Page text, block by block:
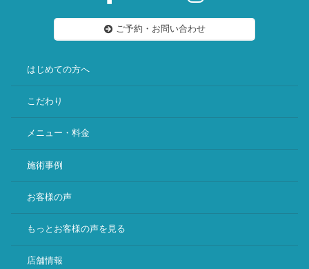
ご予約・お問い合わせ
はじめての方へ
こだわり
メニュー・料金
施術事例
お客様の声
もっとお客様の声を見る
店舗情報